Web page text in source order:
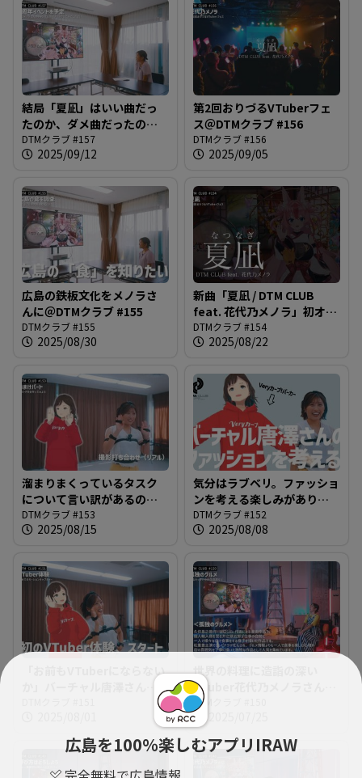
広島を100％楽しむアプリIRAW
結局「夏凪」はいい曲だっ
たのか、ダメ曲だったのか
を考える。ほぼメノラさん
のおかげでは？＠DTMクラ
DTMクラブ #157
2025/09/12
第2回おりづるVTuberフェ
ス＠DTMクラブ #156
DTMクラブ #156
2025/09/05
広島の鉄板文化をメノラさ
んに＠DTMクラブ #155
DTMクラブ #155
2025/08/30
新曲「夏凪 / DTM CLUB
feat. 花代乃メノラ」初オン
エア！！みんなでコール＆
レスポンスしてください！
DTMクラブ #154
2025/08/22
溜まりまくっているタスク
について言い訳があるのな
ら言いなさい＠DTMクラブ
#153
DTMクラブ #153
2025/08/15
気分はラブベリ。ファッショ
ンを考える楽しみがありそ
うなバーチャル唐澤さん＠
DTMクラブ #152
DTMクラブ #152
2025/08/08
「お前もVTuberにならない
世界の料理に造詣の深い
VTuber花代乃メノラさんと
作る曲の方向性は？＠DTM
クラブ #150
DTMクラブ #150